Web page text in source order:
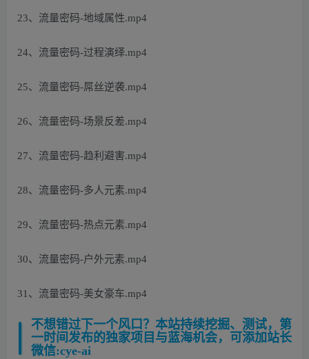
23、流量密码-地域属性.mp4
24、流量密码-过程演绎.mp4
25、流量密码-屌丝逆袭.mp4
26、流量密码-场景反差.mp4
27、流量密码-趋利避害.mp4
28、流量密码-多人元素.mp4
29、流量密码-热点元素.mp4
30、流量密码-户外元素.mp4
31、流量密码-美女豪车.mp4
不想错过下一个风口？本站持续挖掘、测试，第
一时间发布的独家项目与蓝海机会，可添加站长
微信:cye-ai